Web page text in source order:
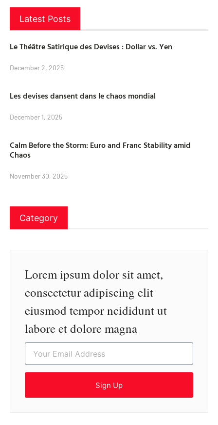
Latest Posts
Le Théâtre Satirique des Devises : Dollar vs. Yen
December 2, 2025
Les devises dansent dans le chaos mondial
December 1, 2025
Calm Before the Storm: Euro and Franc Stability amid
Chaos
November 30, 2025
Category
Lorem ipsum dolor sit amet,
consectetur adipiscing elit
eiusmod tempor ncididunt ut
labore et dolore magna
Sign Up